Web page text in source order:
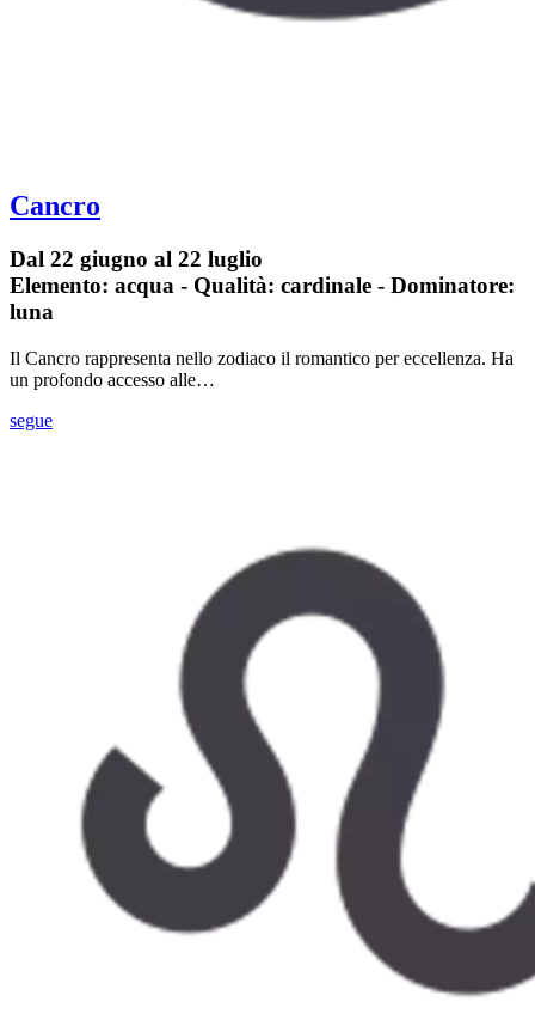
Cancro
Dal 22 giugno al 22 luglio
Elemento: acqua - Qualità: cardinale - Dominatore:
luna
Il Cancro rappresenta nello zodiaco il romantico per eccellenza. Ha
un profondo accesso alle…
segue